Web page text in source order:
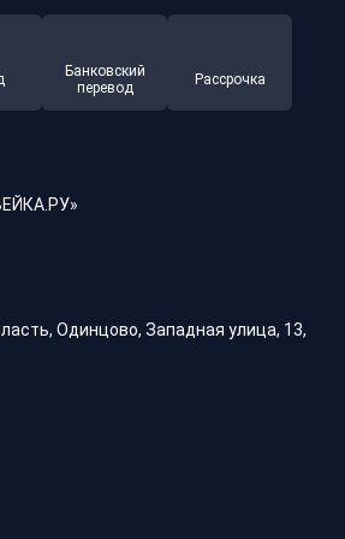
Банковский
перевод
Рассрочка
Одинцово, Западная улица, 13,